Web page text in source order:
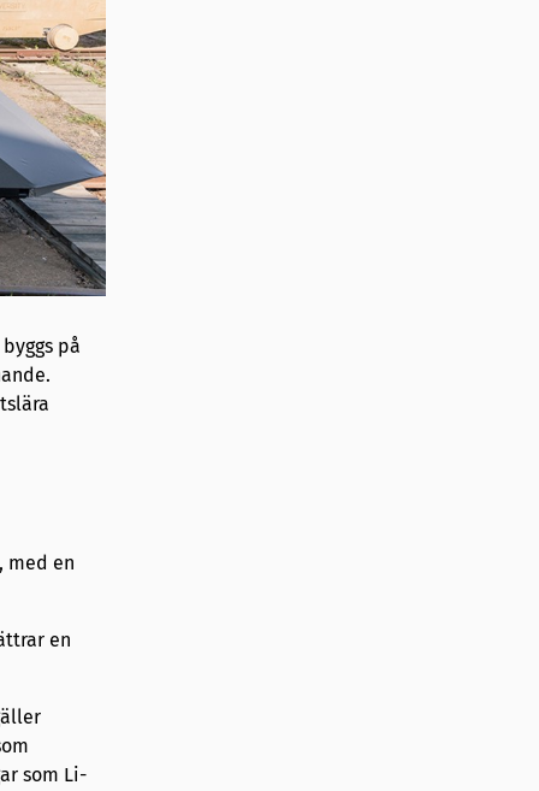
på
med en
en
som Li-